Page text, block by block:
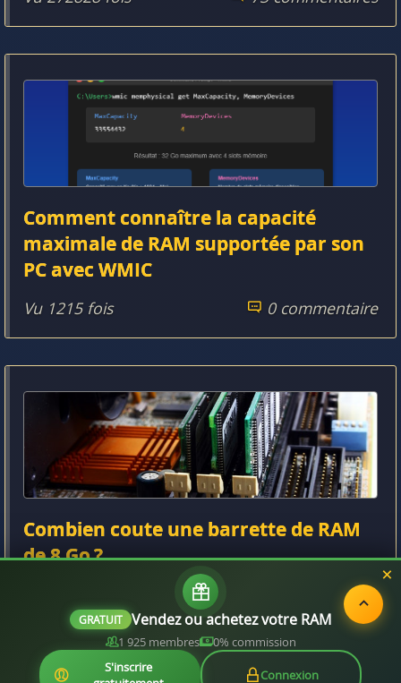
Comment connaître la capacité
maximale de RAM supportée par son
PC avec WMIC
Vu 1215 fois 0 commentaire
Combien coute une barrette de RAM
de 8 Go ?
2 commentaires
GRATUIT Vendez ou achetez votre RAM
1 925 membres
0% commission
S'inscrire
Connexion